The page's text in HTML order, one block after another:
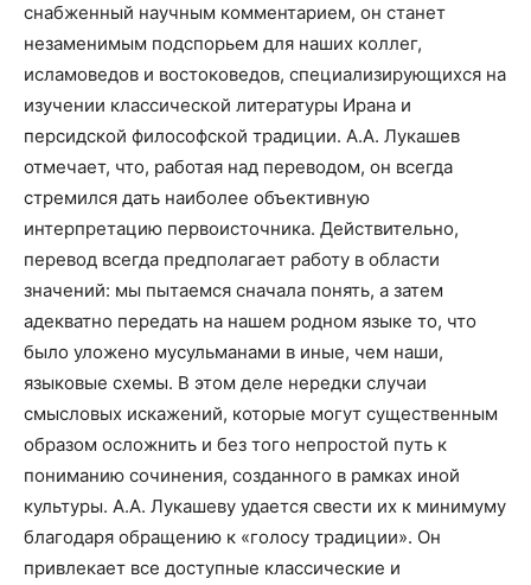
снабженный научным комментарием, он станет
незаменимым подспорьем для наших коллег,
исламоведов и востоковедов, специализирующихся на
изучении классической литературы Ирана и
персидской философской традиции. А.А. Лукашев
отмечает, что, работая над переводом, он всегда
стремился дать наиболее объективную
интерпретацию первоисточника. Действительно,
перевод всегда предполагает работу в области
значений: мы пытаемся сначала понять, а затем
адекватно передать на нашем родном языке то, что
было уложено мусульманами в иные, чем наши,
языковые схемы. В этом деле нередки случаи
смысловых искажений, которые могут существенным
образом осложнить и без того непростой путь к
пониманию сочинения, созданного в рамках иной
культуры. А.А. Лукашеву удается свести их к минимуму
благодаря обращению к «голосу традиции». Он
привлекает все доступные классические и